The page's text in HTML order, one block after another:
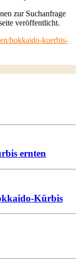
zur Suchanfrage
veröffentlicht.
hokkaido-kuerbis-
ernten
Kürbis